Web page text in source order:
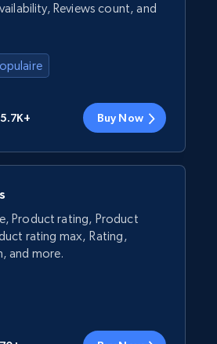
Reviews count, and
5.7K+ Buy Now
Product rating, Product
rating max, Rating,
and more.